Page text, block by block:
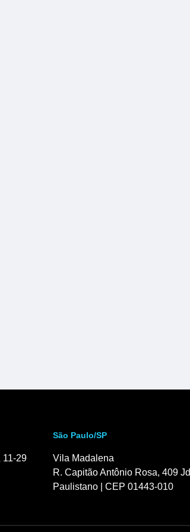
11-29
São Paulo/SP
Vila Madalena
R. Capitão Antônio Rosa, 409 Jd
Paulistano | CEP 01443-010